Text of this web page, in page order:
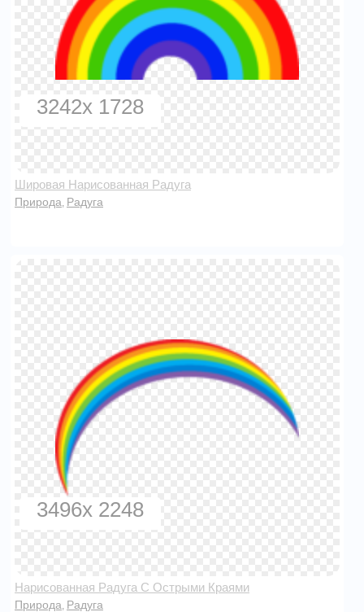
3242x 1728
Шировая Нарисованная Радуга
Природа Радуга
3496x 2248
Нарисованная Радуга С Острыми Краями
Природа Радуга